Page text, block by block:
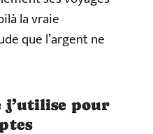
la vraie
que l’argent ne
j’utilise pour